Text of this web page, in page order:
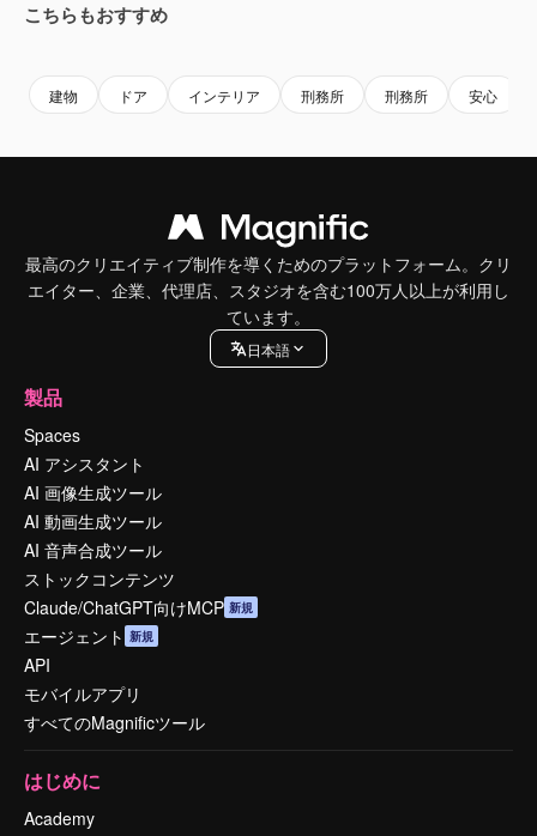
こちらもおすすめ
建物 ドア インテリア 刑務所 刑務所 安心
最高のクリエイティブ制作を導くためのプラットフォーム。クリ
エイター、企業、代理店、スタジオを含む100万人以上が利用し
ています。
日本語
製品
Spaces
AI アシスタント
AI 画像生成ツール
AI 動画生成ツール
AI 音声合成ツール
ストックコンテンツ
Claude/ChatGPT向けMCP 新規
エージェント 新規
API
モバイルアプリ
すべてのMagnificツール
はじめに
Academy